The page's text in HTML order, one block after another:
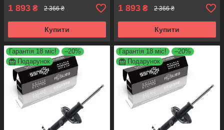
1 893 ₴ 2 366 ₴
Купити
1 893 ₴ 2 366 ₴
Купити
Гарантія 18 міс!
–20%
Подарунок
Гарантія 18 міс!
–20%
Подарунок